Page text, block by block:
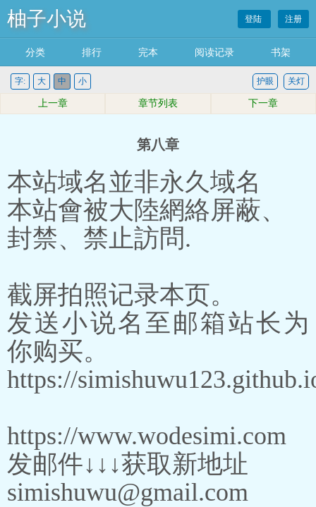
柚子小说 登陆 注册
分类 排行 完本 阅读记录 书架
字: 大 中 小 关灯
护眼
上一章 章节列表 下一章
第八章
本站域名並非永久域名
本站會被大陸網絡屏蔽、
封禁、禁止訪問.
截屏拍照记录本页。
发送小说名至邮箱站长为
你购买。
https://
https://www.wodesimi.com
发邮件↓↓↓获取新地址
simishuwu@gmail.com